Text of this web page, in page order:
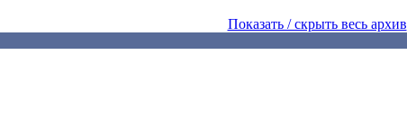
Показать / скрыть весь архив